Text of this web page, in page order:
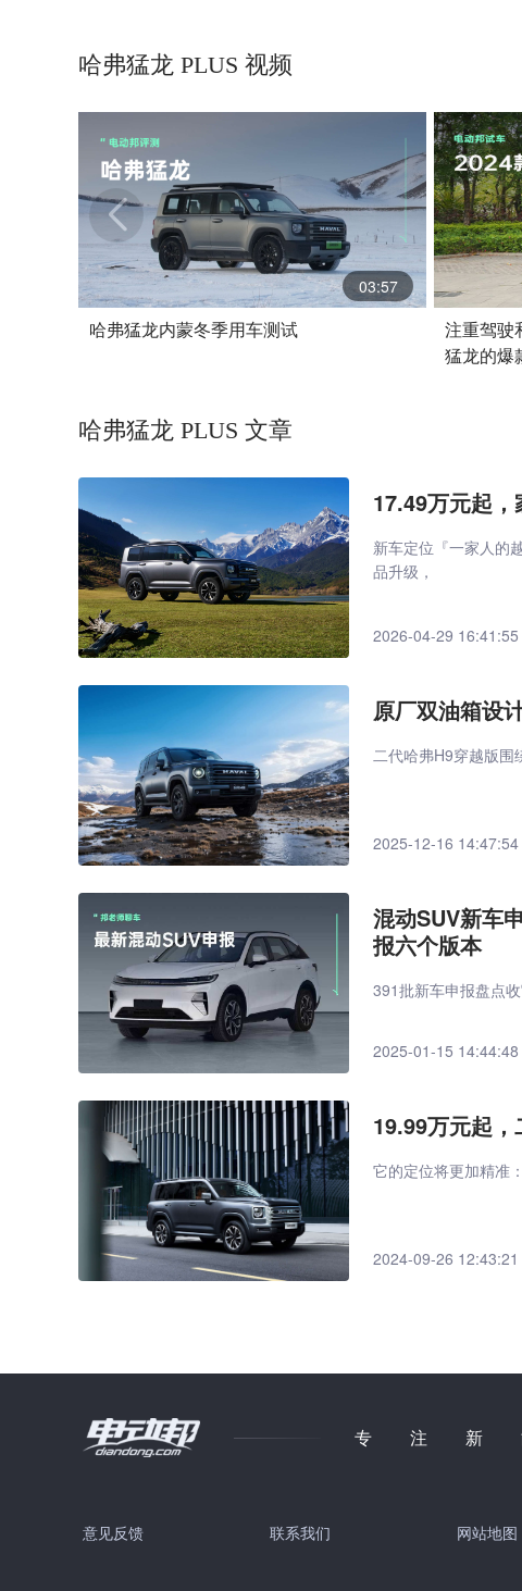
哈弗猛龙 PLUS 视频
03:57
哈弗猛龙内蒙冬季用车测试
注重驾驶
猛龙的爆
哈弗猛龙 PLUS 文章
17.49万元起
新车定位『一家人的
品升级，
2026-04-29 16:41:55
原厂双油箱设
二代哈弗H9穿越版围
2025-12-16 14:47:54
混动SUV新车
报六个版本
391批新车申报盘点
2025-01-15 14:44:48
19.99万元起，
它的定位将更加精准
2024-09-26 12:43:21
专注
意见反馈 联系我们 网站地图